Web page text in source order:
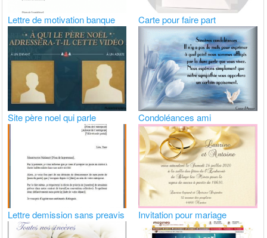
Lettre de motivation banque Carte pour faire part
Site père noel qui parle Condoléances ami
Lettre demission sans preavis Invitation pour mariage